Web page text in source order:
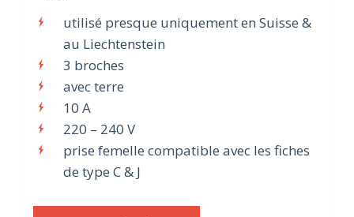
utilisé presque uniquement en Suisse &
au Liechtenstein
3 broches
avec terre
10 A
220 – 240 V
prise femelle compatible avec les fiches
de type C & J